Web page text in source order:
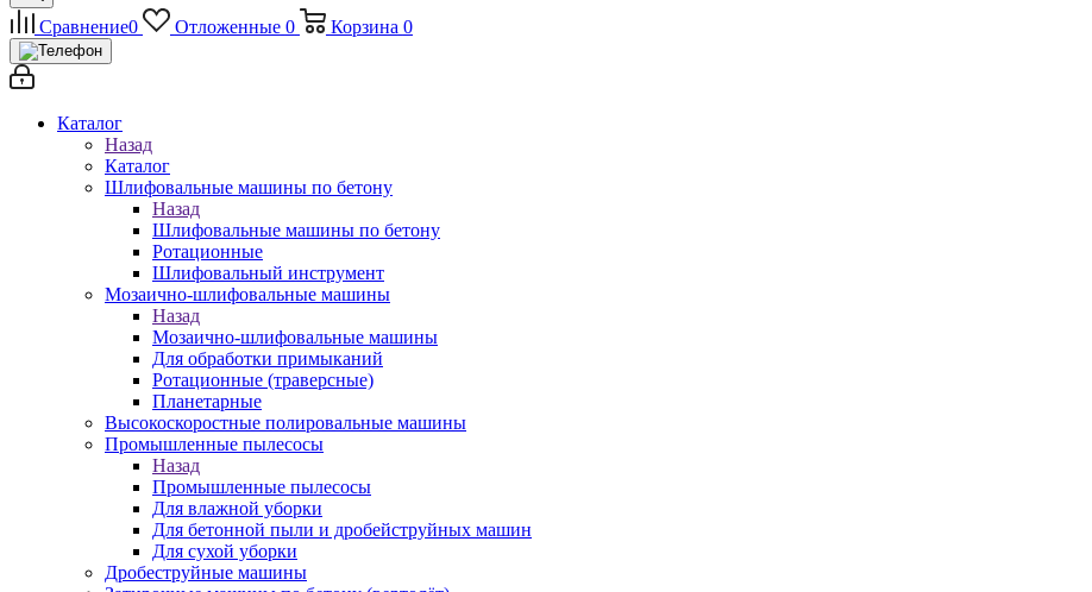
Сравнение0 Отложенные 0 Корзина 0
Каталог
Назад
Каталог
Шлифовальные машины по бетону
Назад
Шлифовальные машины по бетону
Ротационные
Шлифовальный инструмент
Мозаично-шлифовальные машины
Назад
Мозаично-шлифовальные машины
Для обработки примыканий
Ротационные (траверсные)
Планетарные
Высокоскоростные полировальные машины
Промышленные пылесосы
Назад
Промышленные пылесосы
Для влажной уборки
Для бетонной пыли и дробейструйных машин
Для сухой уборки
Дробеструйные машины